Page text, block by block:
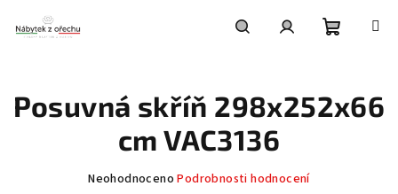
obsah
košík
Posuvná skříň 298x252x66
cm VAC3136
Průměrné
Neohodnoceno Podrobnosti hodnocení